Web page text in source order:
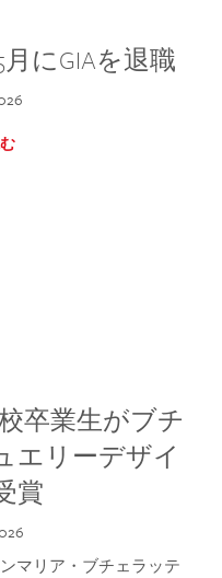
にGIAを退職
卒業生がブチ
エリーデザイ
賞
マリア・ブチェラッテ